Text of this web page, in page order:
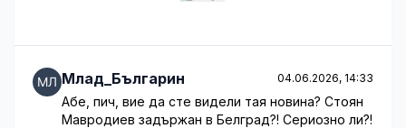
Млад_Българин 04.06.2026, 14:33
Абе, пич, вие да сте видели тая новина? Стоян
Мавродиев задържан в Белград?! Сериозно ли?!